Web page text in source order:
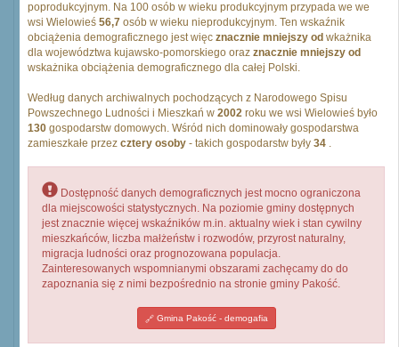
poprodukcyjnym. Na 100 osób w wieku produkcyjnym przypada we we
wsi Wielowieś 56,7 osób w wieku nieprodukcyjnym. Ten wskaźnik
obciążenia demograficznego jest więc znacznie mniejszy od wkażnika
dla województwa kujawsko-pomorskiego oraz znacznie mniejszy od
wskażnika obciążenia demograficznego dla całej Polski.
Według danych archiwalnych pochodzących z Narodowego Spisu
Powszechnego Ludności i Mieszkań w 2002 roku we wsi Wielowieś było
130 gospodarstw domowych. Wśród nich dominowały gospodarstwa
zamieszkałe przez cztery osoby - takich gospodarstw były 34 .
Dostępność danych demograficznych jest mocno ograniczona
dla miejscowości statystycznych. Na poziomie gminy dostępnych
jest znacznie więcej wskaźników m.in. aktualny wiek i stan cywilny
mieszkańców, liczba małżeństw i rozwodów, przyrost naturalny,
migracja ludności oraz prognozowana populacja.
Zainteresowanych wspomnianymi obszarami zachęcamy do do
zapoznania się z nimi bezpośrednio na stronie gminy Pakość.
Gmina Pakość - demogafia